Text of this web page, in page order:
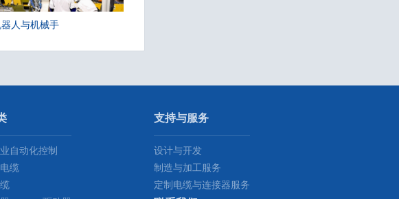
人与机械手
产品料号：RJ6AC2-
自动化控制
缆
支持与服务
设计与开发
制造与加工服务
定制电缆与连接器服务